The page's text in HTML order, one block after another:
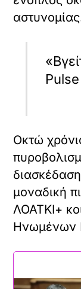
Οκτώ
μοναδική
ΛΟΑΤΚΙ+
Ηνωμένων